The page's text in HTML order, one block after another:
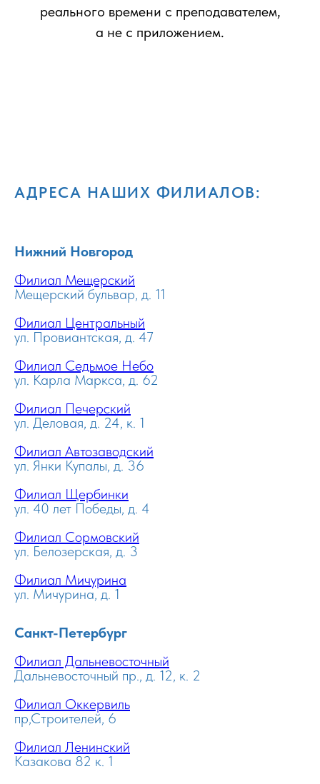
реального времени с преподавателем,
а не с приложением.
АДРЕСА НАШИХ ФИЛИАЛОВ:
Нижний Новгород
Филиал Мещерский
Мещерский бульвар, д. 11
Филиал Центральный
ул. Провиантская, д. 47
Филиал Седьмое Небо
ул. Карла Маркса, д. 62
Филиал Печерский
ул. Деловая, д. 24, к. 1
Филиал Автозаводский
ул. Янки Купалы, д. 36
Филиал Щербинки
ул. 40 лет Победы, д. 4
Филиал Сормовский
ул. Белозерская, д. 3
Филиал Мичурина
ул. Мичурина, д. 1
Санкт-Петербург
Филиал Дальневосточный
Дальневосточный пр., д. 12, к. 2
Филиал Оккервиль
пр,Строителей, 6
Филиал Ленинский
Казакова 82 к. 1